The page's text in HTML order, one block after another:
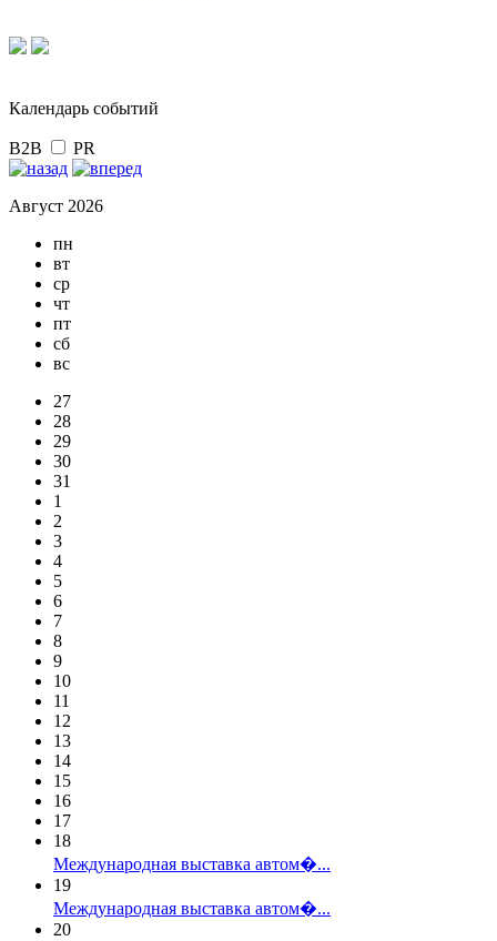
Календарь событий
B2B PR
Август 2026
пн
вт
ср
чт
пт
сб
вс
27
28
29
30
31
1
2
3
4
5
6
7
8
9
10
11
12
13
14
15
16
17
18
Международная выставка автом�...
19
Международная выставка автом�...
20